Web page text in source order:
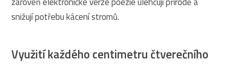
snižují potřebu kácení stromů.
Využití každého centimetru čtverečního